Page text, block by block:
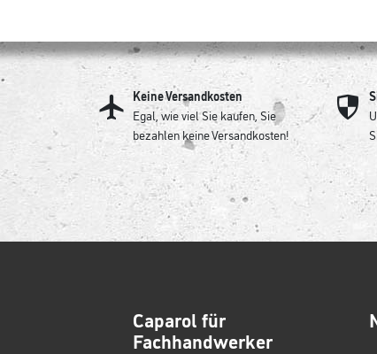
Keine Versandkosten
Egal, wie viel Sie kaufen, Sie
bezahlen keine Versandkosten!
Caparol für
Fachhandwerker